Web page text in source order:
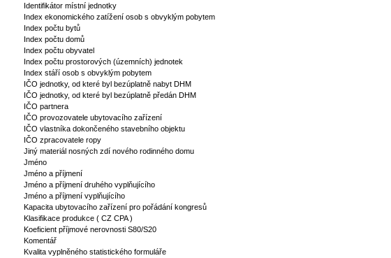
Identifikátor místní jednotky
Index ekonomického zatížení osob s obvyklým pobytem
Index počtu bytů
Index počtu domů
Index počtu obyvatel
Index počtu prostorových (územních) jednotek
Index stáří osob s obvyklým pobytem
IČO jednotky, od které byl bezúplatně nabyt DHM
IČO jednotky, od které byl bezúplatně předán DHM
IČO partnera
IČO provozovatele ubytovacího zařízení
IČO vlastníka dokončeného stavebního objektu
IČO zpracovatele ropy
Jiný materiál nosných zdí nového rodinného domu
Jméno
Jméno a příjmení
Jméno a příjmení druhého vyplňujícího
Jméno a příjmení vyplňujícího
Kapacita ubytovacího zařízení pro pořádání kongresů
Klasifikace produkce ( CZ CPA )
Koeficient příjmové nerovnosti S80/S20
Komentář
Kvalita vyplněného statistického formuláře